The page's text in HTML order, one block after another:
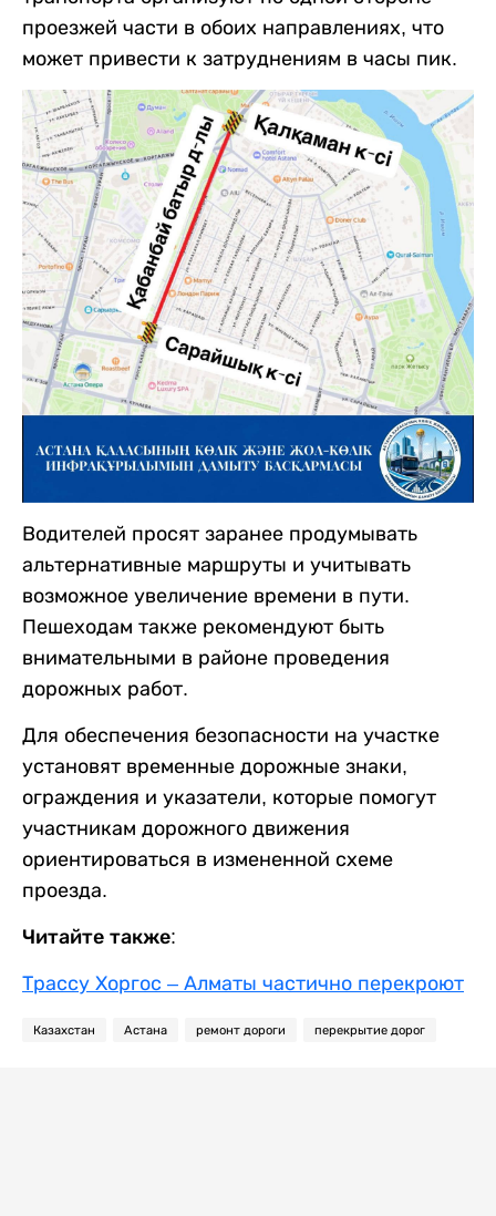
проезжей части в обоих направлениях, что
может привести к затруднениям в часы пик.
Водителей просят заранее продумывать
альтернативные маршруты и учитывать
возможное увеличение времени в пути.
Пешеходам также рекомендуют быть
внимательными в районе проведения
дорожных работ.
Для обеспечения безопасности на участке
установят временные дорожные знаки,
ограждения и указатели, которые помогут
участникам дорожного движения
ориентироваться в измененной схеме
проезда.
Читайте также:
Трассу Хоргос – Алматы частично перекроют
Казахстан Астана ремонт дороги перекрытие дорог